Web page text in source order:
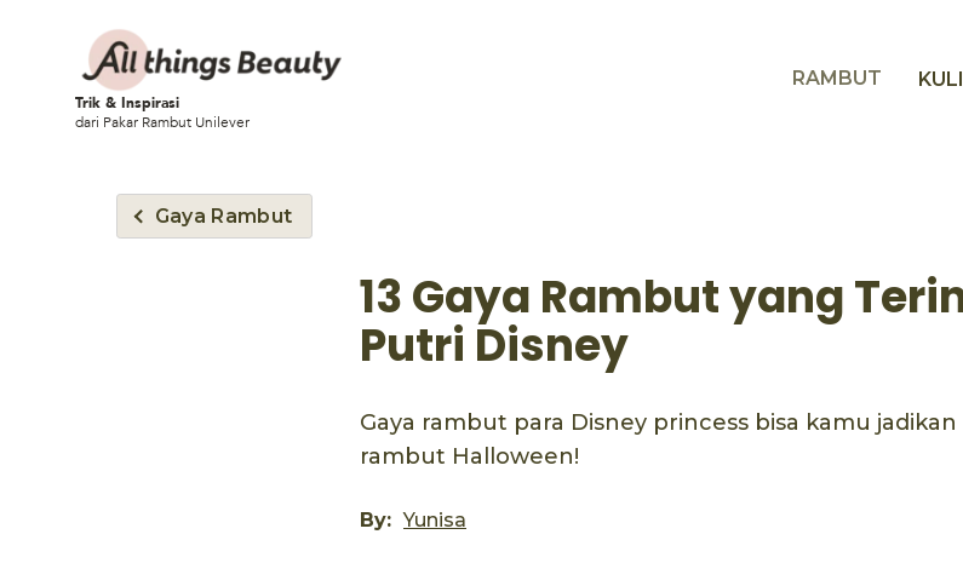
Trik & Inspirasi
dari Pakar Rambut Unilever
RAMBUT
Gaya Rambut
13 Gaya Rambut yang
Putri Disney
Gaya rambut para Disney princess bisa kamu
rambut Halloween!
By: Yunisa